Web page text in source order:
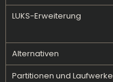
LUKS-Erweiterung
Alternativen
Partitionen und Laufwerke